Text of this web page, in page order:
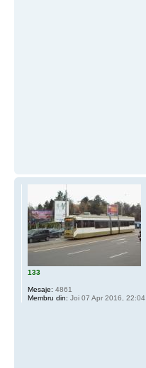
133
Mesaje: 4861
Membru din: Joi 07 Apr 2016, 22:04